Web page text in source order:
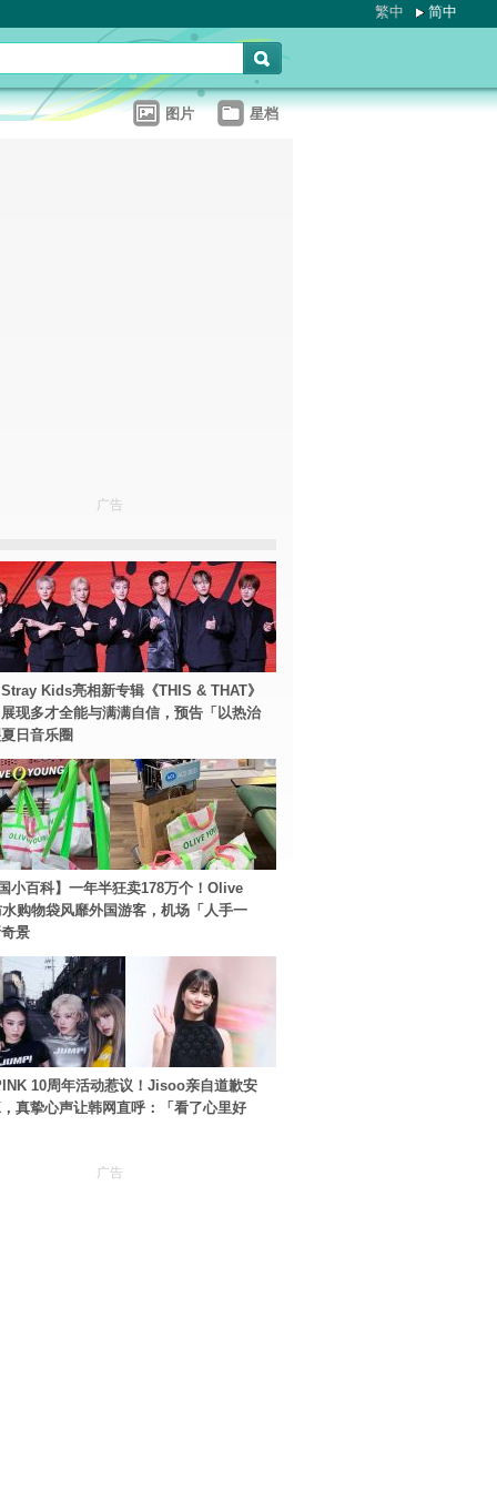
繁中 简中
图片 星档
广告
Kids亮相新专辑《THIS & THAT》
现多才全能与满满自信，预告「以热治
日音乐圈
小百科】一年半狂卖178万个！Olive
购物袋风靡外国游客，机场「人手一
景
10周年活动惹议！Jisoo亲自道歉安
真挚心声让韩网直呼：「看了心里好
广告